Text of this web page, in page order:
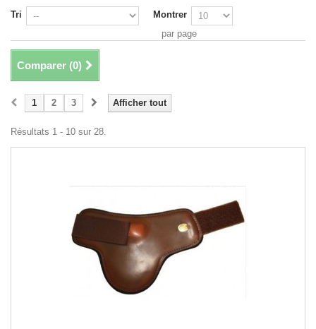
Tri
Montrer
par page
Comparer (0)
Afficher tout
1 2 3
Résultats 1 - 10 sur 28.